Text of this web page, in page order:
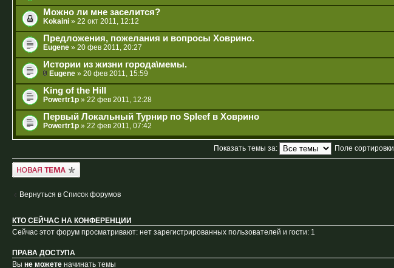
Можно ли мне заселится?
Kokaini » 22 окт 2011, 12:12
Предложения, пожелания и вопросы Ховрино.
Eugene » 20 фев 2011, 20:27
Истории из жизни города\мемы.
Eugene » 20 фев 2011, 15:59
King of the Hill
Powertr1p » 22 фев 2011, 12:28
Первый Локальный Турнир по Spleef в Ховрино
Powertr1p » 22 фев 2011, 07:42
Показать темы за: Поле сортировки
Новая тема
Вернуться в Список форумов
КТО СЕЙЧАС НА КОНФЕРЕНЦИИ
Сейчас этот форум просматривают: нет зарегистрированных пользователей и гости: 1
ПРАВА ДОСТУПА
Вы не можете начинать темы